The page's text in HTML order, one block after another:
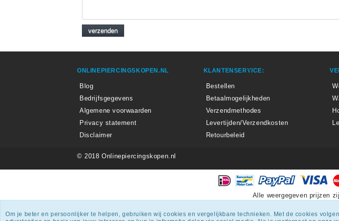
ONLINEPIERCINGSKOPEN.NL
Blog
Bedrijfsgegevens
Algemene voorwaarden
Privacy statement
Disclaimer
KLANTENSERVICE:
Bestellen
Betaalmogelijkheden
Verzendmethodes
Levertijden/Verzendkosten
Retourbeleid
© 2018 Onlinepiercingskopen.nl
Alle weergegeven prijzen
Onlinepiercingskopen.nlkrijgt een
Om je beter en persoonlijker te helpen, gebruiken wij cookies en vergelijkbare technieken. Met de cookies